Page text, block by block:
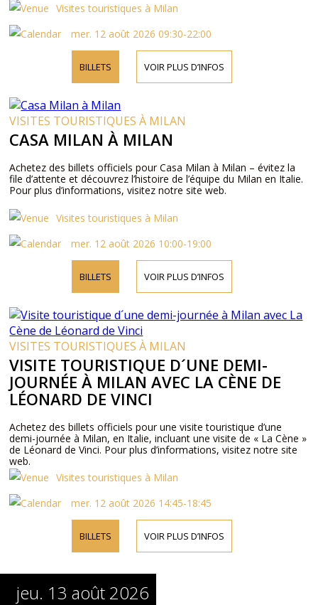
Visites touristiques à Milan
mer. 12 août 2026 09:30-22:00
BILLETS VOIR PLUS D’INFOS
VISITES TOURISTIQUES À MILAN
CASA MILAN À MILAN
Achetez des billets officiels pour Casa Milan à Milan – évitez la
file d’attente et découvrez l’histoire de l’équipe du Milan en Italie.
Pour plus d’informations, visitez notre site web.
Visites touristiques à Milan
mer. 12 août 2026 10:00-19:00
BILLETS VOIR PLUS D’INFOS
VISITES TOURISTIQUES À MILAN
VISITE TOURISTIQUE D´UNE DEMI-
JOURNÉE À MILAN AVEC LA CÈNE DE
LÉONARD DE VINCI
Achetez des billets officiels pour une visite touristique d’une
demi-journée à Milan, en Italie, incluant une visite de « La Cène »
de Léonard de Vinci. Pour plus d’informations, visitez notre site
web.
Visites touristiques à Milan
mer. 12 août 2026 14:45-18:45
BILLETS VOIR PLUS D’INFOS
jeu. 13 août 2026